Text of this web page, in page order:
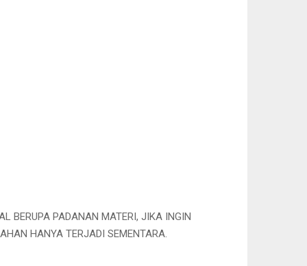
BERUPA PADANAN MATERI, JIKA INGIN
HANYA TERJADI SEMENTARA.